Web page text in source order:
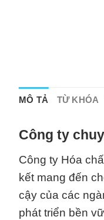
MÔ TẢ TỪ KHÓA
Công ty
Công ty Hóa
kết mang đến
cậy của các
phát triển bền